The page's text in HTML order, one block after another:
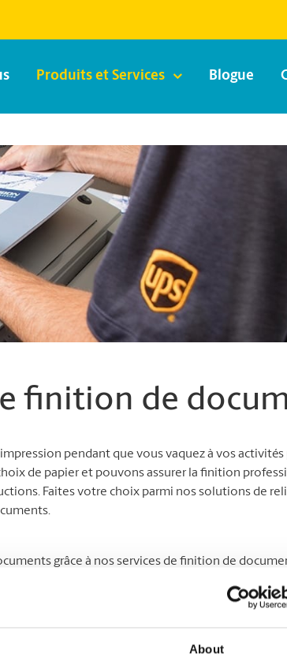
About
Produits et Services Blogue
finition de
pendant que vous vaquez à vos
de papier et pouvons assurer la finition
Faites votre choix parmi nos solutions de
grâce à nos services de finition de